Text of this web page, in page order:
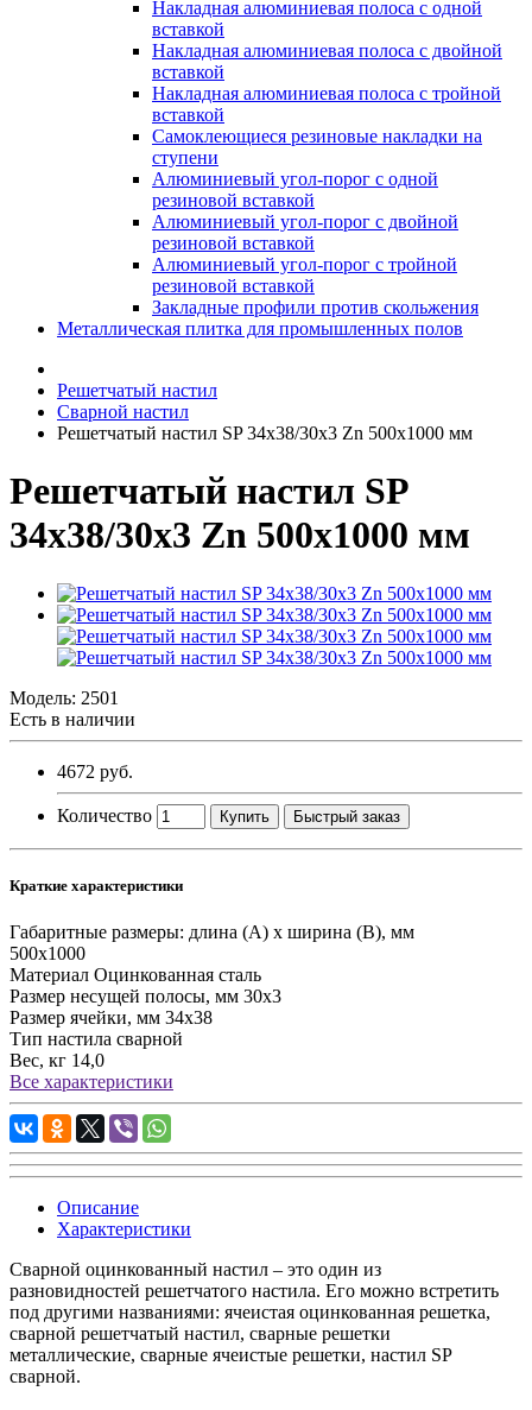
Накладная алюминиевая полоса с одной
вставкой
Накладная алюминиевая полоса с двойной
вставкой
Накладная алюминиевая полоса с тройной
вставкой
Самоклеющиеся резиновые накладки на
ступени
Алюминиевый угол-порог с одной
резиновой вставкой
Алюминиевый угол-порог с двойной
резиновой вставкой
Алюминиевый угол-порог с тройной
резиновой вставкой
Закладные профили против скольжения
Металлическая плитка для промышленных полов
Решетчатый настил
Сварной настил
Решетчатый настил SP 34х38/30х3 Zn 500х1000 мм
Решетчатый настил SP
34х38/30х3 Zn 500х1000 мм
Модель: 2501
Есть в наличии
4672 руб.
Количество Купить Быстрый заказ
Краткие характеристики
Габаритные размеры: длина (А) х ширина (В), мм
500х1000
Материал Оцинкованная сталь
Размер несущей полосы, мм 30х3
Размер ячейки, мм 34х38
Тип настила сварной
Вес, кг 14,0
Все характеристики
Описание
Характеристики
Сварной оцинкованный настил – это один из
разновидностей решетчатого настила. Его можно встретить
под другими названиями: ячеистая оцинкованная решетка,
сварной решетчатый настил, сварные решетки
металлические, сварные ячеистые решетки, настил SP
сварной.